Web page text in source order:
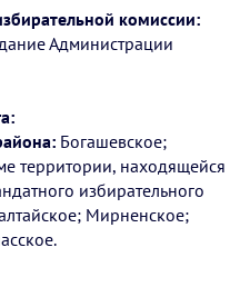
комиссии:
Администрации
Богашевское;
территории, находящейся
избирательного
Мирненское;